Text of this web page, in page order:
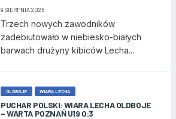
9 SIERPNIA 2026
Trzech nowych zawodników
zadebiutowało w niebiesko-białych
barwach drużyny kibiców Lecha...
OLDBOJE WIARA LECHA
PUCHAR POLSKI: WIARA LECHA OLDBOJE
– WARTA POZNAŃ U19 0:3